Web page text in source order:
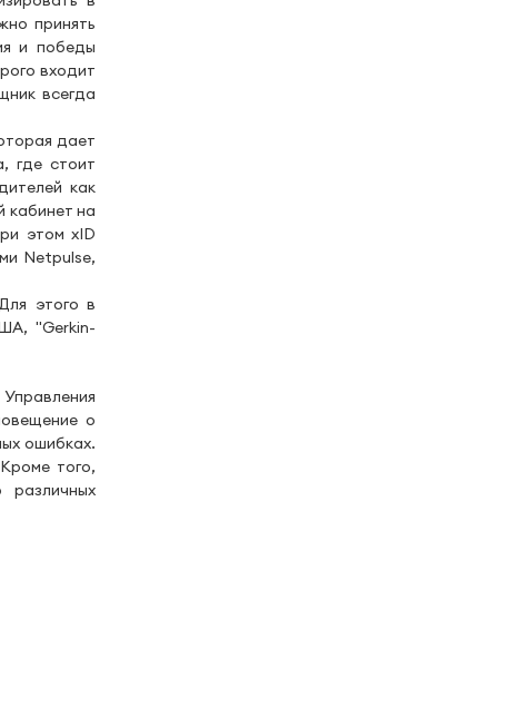
принять
и победы
входит
всегда
дает
где стоит
как
кабинет на
этом xID
Netpulse,
этого в
"Gerkin-
о
ошибках.
того,